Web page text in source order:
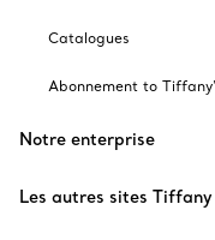
Catalogues
Abonnement to
Notre enterprise
Les autres sites Tiffany